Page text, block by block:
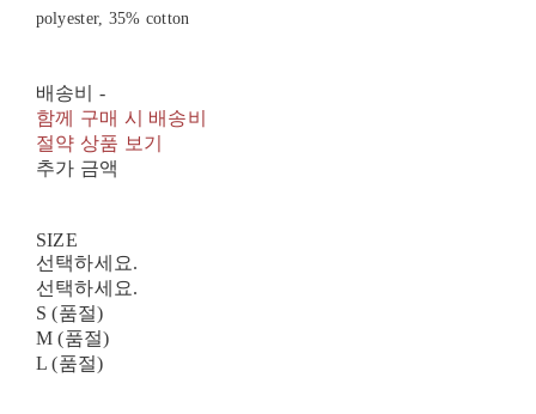
polyester, 35% cotton
배송비 -
함께 구매 시 배송비
절약 상품 보기
추가 금액
SIZE
선택하세요.
선택하세요.
S (품절)
M (품절)
L (품절)